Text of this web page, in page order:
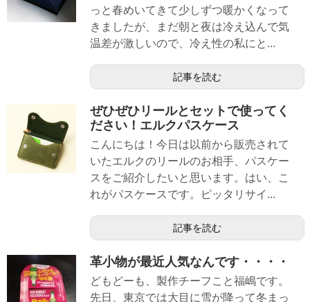
っと春めいてきて少しずつ暖かくなって
きましたが、まだ朝と夜は冷え込んで気
温差が激しいので、冷え性の私にと...
記事を読む
ぜひぜひリールとセットで使ってく
ださい！エルクパスケース
こんにちは！今日は以前から販売されて
いたエルクのリールのお相手、パスケー
スをご紹介したいと思います。はい、こ
れがパスケースです。ピッタリサイ...
記事を読む
革小物が最近人気なんです・・・・
どもどーも、製作チーフこと福嶋です。
先日、東京では大目に雪が降って冬まっ